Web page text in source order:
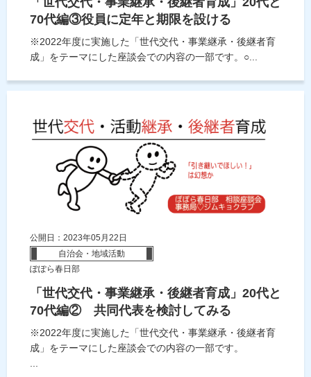
70代編③役員に定年と期限を設ける
※2022年度に実施した「世代交代・事業継承・後継者育
成」をテーマにした座談会での内容の一部です。○...
公開日：2023年05月22日
自治会・地域活動
ぽぽら春日部
「世代交代・事業継承・後継者育成」20代と
70代編② 共同代表を検討してみる
※2022年度に実施した「世代交代・事業継承・後継者育
成」をテーマにした座談会での内容の一部です。